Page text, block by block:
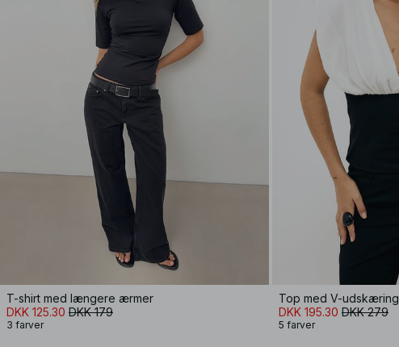
T-shirt med længere ærmer
DKK 125.30 DKK 179
3 farver
Top med V-udskæring
DKK 195.30 DKK 279
5 farver